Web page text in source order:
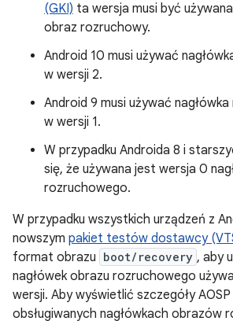
(GKI) ta wersja musi być
obraz rozruchowy.
Android 10 musi używać
w wersji 2.
Android 9 musi używać
w wersji 1.
W przypadku Androida 8 i
się, że używana jest wersja 0
rozruchowego.
W przypadku wszystkich urządzeń z
nowszym pakiet testów dostawcy
format obrazu boot/recovery , aby
nagłówek obrazu rozruchowego
wersji. Aby wyświetlić szczegóły
obsługiwanych nagłówkach obrazów